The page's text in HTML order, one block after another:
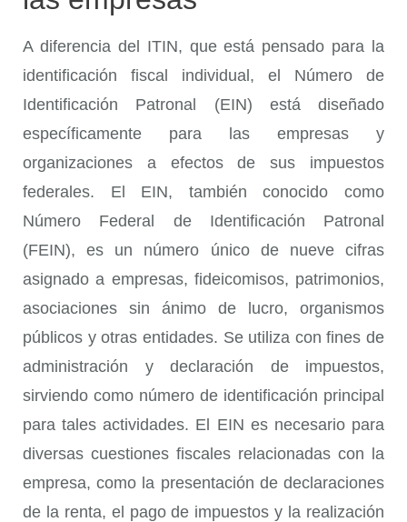
A diferencia del ITIN, que está pensado para la
identificación fiscal individual, el Número de
Identificación Patronal (EIN) está diseñado
específicamente para las empresas y
organizaciones a efectos de sus impuestos
federales. El EIN, también conocido como
Número Federal de Identificación Patronal
(FEIN), es un número único de nueve cifras
asignado a empresas, fideicomisos, patrimonios,
asociaciones sin ánimo de lucro, organismos
públicos y otras entidades. Se utiliza con fines de
administración y declaración de impuestos,
sirviendo como número de identificación principal
para tales actividades. El EIN es necesario para
diversas cuestiones fiscales relacionadas con la
empresa, como la presentación de declaraciones
de la renta, el pago de impuestos y la realización